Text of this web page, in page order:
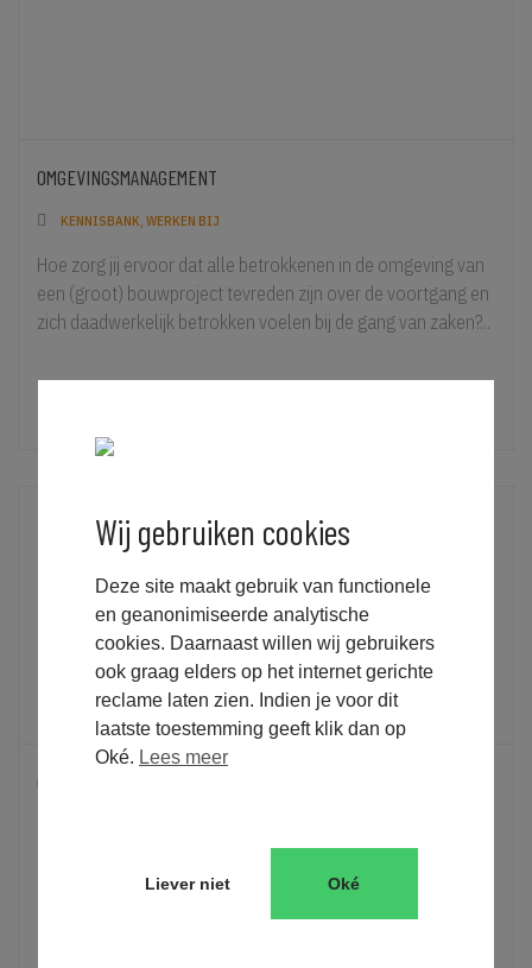
Wij gebruiken cookies
Deze site maakt gebruik van functionele
en geanonimiseerde analytische
cookies. Daarnaast willen wij gebruikers
ook graag elders op het internet gerichte
reclame laten zien. Indien je voor dit
laatste toestemming geeft klik dan op
Oké. Lees meer
Liever niet Oké
OMGEVINGSMANAGEMENT
KENNISBANK, WERKEN BIJ
Hoe zorg jij ervoor dat alle betrokkenen in de omgeving van
een (groot) bouwproject tevreden zijn over de voortgang en
zich daadwerkelijk betrokken voelen bij de gang van zaken?...
efficiënt door het tenderproces heen te lopen. Binnen de
stappen van het proces leg je de nadruk op factoren die je...